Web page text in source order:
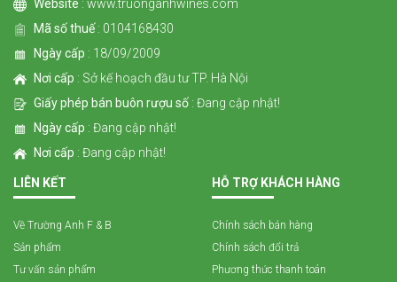
Website : www.truonganhwines.com
Mã số thuế : 0104168430
Ngày cấp : 18/09/2009
Nơi cấp : Sở kế hoạch đầu tư TP. Hà Nội
Giấy phép bán buôn rượu số : Đang cập nhật!
Ngày cấp : Đang cập nhật!
Nơi cấp : Đang cập nhật!
LIÊN KẾT
Về Trường Anh F & B
Sản phẩm
Tư vấn sản phẩm
HỖ TRỢ KHÁCH HÀNG
Chính sách bán hàng
Chính sách đổi trả
Phương thức thanh toán